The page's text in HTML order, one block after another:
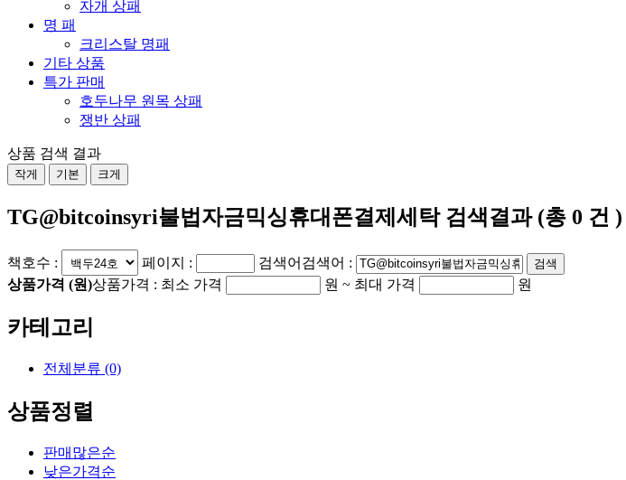
자개 상패
명 패
크리스탈 명패
기타 상품
특가 판매
호두나무 원목 상패
쟁반 상패
상품 검색 결과
작게 기본 크게
TG@bitcoinsyri불법자금믹싱휴대폰결제세탁검색결과(총 0 건 )
책호수 : 페이지 : 검색어 검색어 :
상품가격 (원)상품가격 : 최소 가격 원 ~ 최대 가격 원
카테고리
전체분류 (0)
상품정렬
판매많은순
낮은가격순